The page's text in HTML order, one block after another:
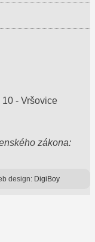
- Vršovice
zákona:
design: DigiBoy